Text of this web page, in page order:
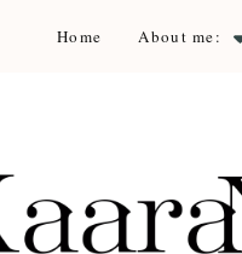
Home About me: